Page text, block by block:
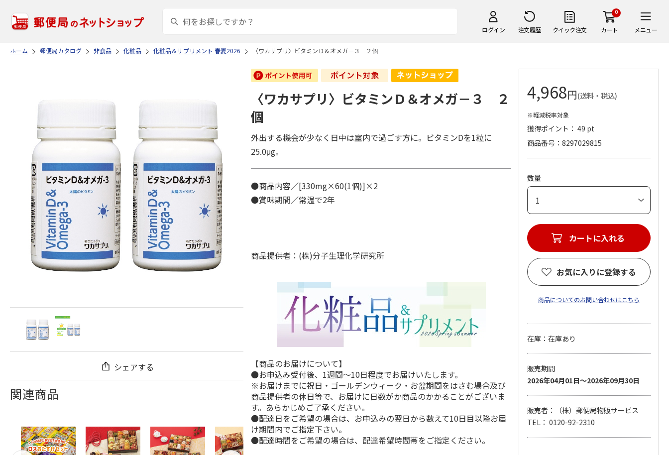
ログイン 注文履歴 クイック注文
0
カート メニュー
ホーム 郵便局カタログ 非食品 化粧品 化粧品＆サプリメント 春夏2026 〈ワカサプリ〉ビタミンＤ＆オメガ－３ ２個
シェアする
関連商品
〈ワカサプリ〉ビタミンＤ＆オメガ－３ ２
個
外出する機会が少なく日中は室内で過ごす方に。ビタミンDを1粒に
25.0μg。
●商品内容／[330mg×60(1個)]×2
●賞味期間／常温で2年
商品提供者：(株)分子生理化学研究所
【商品のお届けについて】
●お申込み受付後、1週間～10日程度でお届けいたします。
※お届けまでに祝日・ゴールデンウィーク・お盆期間をはさむ場合及び
商品提供者の休日等で、お届けに日数がか商品のかかることがございま
す。あらかじめご了承ください。
●配達日をご希望の場合は、お申込みの翌日から数えて10日目以降お届
け期間内でご指定下さい。
●配達時間をご希望の場合は、配達希望時間帯をご指定ください。
4,968円(送料・税込)
※軽減税率対象
獲得ポイント： 49 pt
商品番号
8297029815
数量
カートに入れる
お気に入りに登録する
商品についてのお問い合わせはこちら
在庫：在庫あり
販売期間
2026年04月01日～2026年09月30日
販売者：（株）郵便局物販サービス
TEL： 0120-92-2310